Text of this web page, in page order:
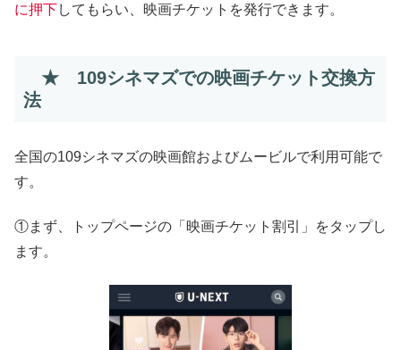
に押下してもらい、映画チケットを発行できます。
★ 109シネマズでの映画チケット交換方
法
全国の109シネマズの映画館およびムービルで利用可能で
す。
①まず、トップページの「映画チケット割引」をタップし
ます。